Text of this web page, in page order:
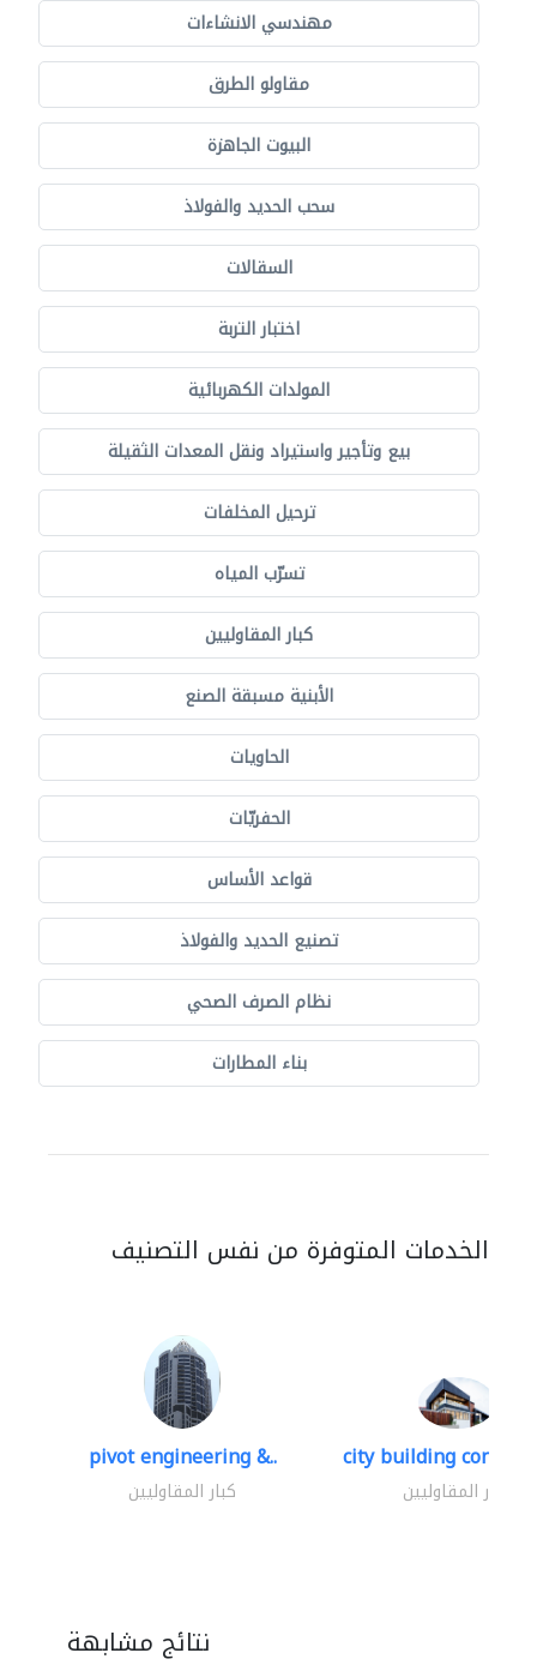
مهندسي الانشاءات
مقاولو الطرق
البيوت الجاهزة
سحب الحديد والفولاذ
السقالات
اختبار التربة
المولدات الكهربائية
بيع وتأجير واستيراد ونقل المعدات الثقيلة
ترحيل المخلفات
تسرّب المياه
كبار المقاوليين
الأبنية مسبقة الصنع
الحاويات
الحفريّات
قواعد الأساس
تصنيع الحديد والفولاذ
نظام الصرف الصحي
بناء المطارات
الخدمات المتوفرة من نفس التصنيف
pivot engineering &..
كبار المقاوليين
city building
كبار المقاوليين
نتائج مشابهة